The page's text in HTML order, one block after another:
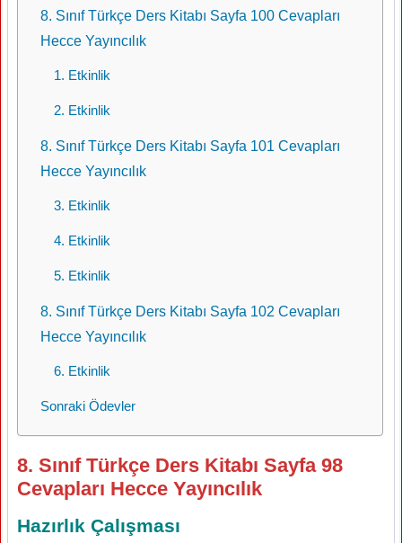
8. Sınıf Türkçe Ders Kitabı Sayfa 100 Cevapları
Hecce Yayıncılık
1. Etkinlik
2. Etkinlik
8. Sınıf Türkçe Ders Kitabı Sayfa 101 Cevapları
Hecce Yayıncılık
3. Etkinlik
4. Etkinlik
5. Etkinlik
8. Sınıf Türkçe Ders Kitabı Sayfa 102 Cevapları
Hecce Yayıncılık
6. Etkinlik
Sonraki Ödevler
8. Sınıf Türkçe Ders Kitabı Sayfa 98
Cevapları Hecce Yayıncılık
Hazırlık Çalışması